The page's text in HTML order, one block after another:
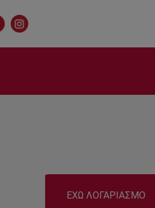
ΕΧΩ ΛΟΓΑΡΙΑΣΜΟ